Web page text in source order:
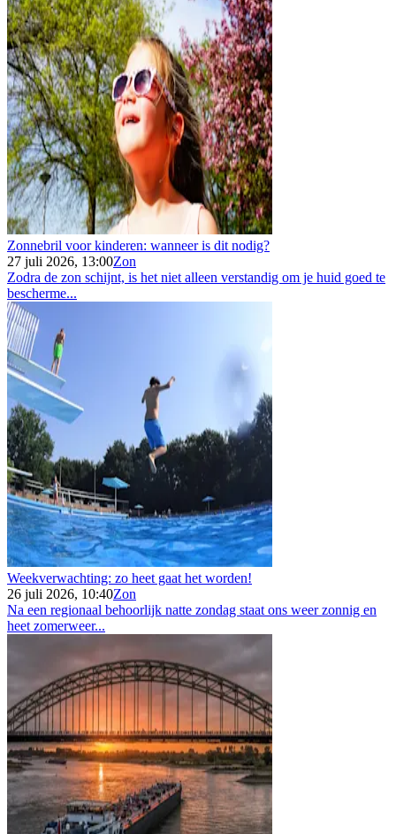
Zonnebril voor kinderen: wanneer is dit nodig?
27 juli 2026, 13:00Zon
Zodra de zon schijnt, is het niet alleen verstandig om je huid goed te
bescherme...
Weekverwachting: zo heet gaat het worden!
26 juli 2026, 10:40Zon
Na een regionaal behoorlijk natte zondag staat ons weer zonnig en
heet zomerweer...